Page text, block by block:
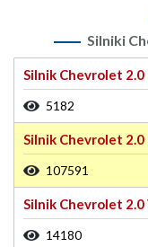
Silniki
Silnik Chevrolet
5182
Silnik Chevrolet
107591
Silnik Chevrolet 2.0
14180